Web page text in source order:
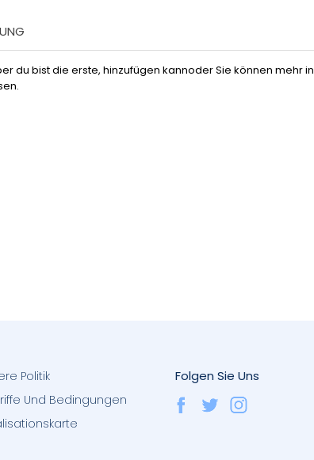
du bist die erste, hinzufügen kannoder Sie können mehr in
Politik
Und Bedingungen
Folgen Sie Uns